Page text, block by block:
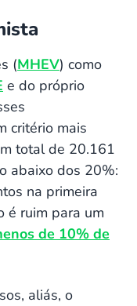
(MHEV) como
e do próprio
critério mais
total de 20.161
abaixo dos 20%:
na primeira
é ruim para um
de 10% de
aliás, o